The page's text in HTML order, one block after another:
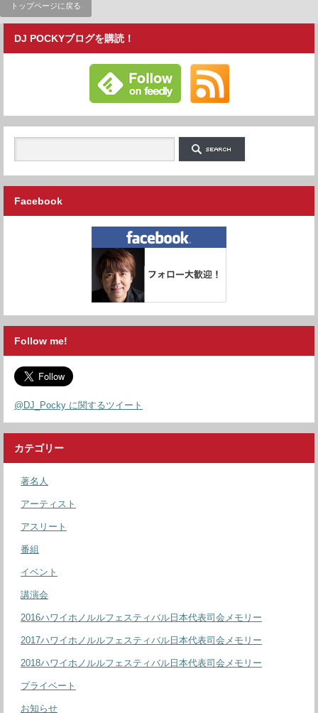
トップページに戻る
DJ POCKYブログを購読！
Facebook
Follow me!
@DJ_Pocky に関するツイート
カテゴリー
著名人
アーティスト
アスリート
番組
イベント
講演会
2016ハワイホノルルフェスティバル日本代表司会メモリー
2017ハワイホノルルフェスティバル日本代表司会メモリー
2018ハワイホノルルフェスティバル日本代表司会メモリー
プライベート
お知らせ